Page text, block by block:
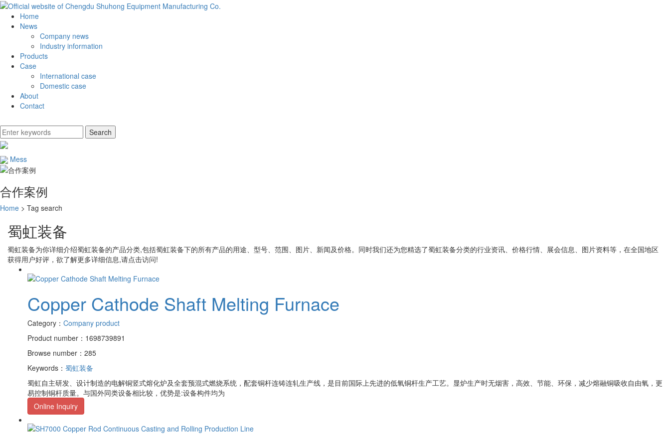
Home
News
Company news
Industry information
Products
Case
International case
Domestic case
About
Contact
Mess
合作案例
Home > Tag search
蜀虹装备
蜀虹装备为你详细介绍蜀虹装备的产品分类,包括蜀虹装备下的所有产品的用途、型号、范围、图片、新闻及价格。同时我们还为您精选了蜀虹装备分类的行业资讯、价格行情、展会信息、图片资料等，在全国地区
获得用户好评，欲了解更多详细信息,请点击访问!
Copper Cathode Shaft Melting Furnace
Category： Company product
Product number：1698739891
Browse number：285
Keywords： 蜀虹装备
蜀虹自主研发、设计制造的电解铜竖式熔化炉及全套预混式燃烧系统，配套铜杆连铸连轧生产线，是目前国际上先进的低氧铜杆生产工艺。显炉生产时无烟害，高效、节能、环保，减少熔融铜吸收自由氧，更
易控制铜杆质量。与国外同类设备相比较，优势是:设备构件均为
Online Inquiry